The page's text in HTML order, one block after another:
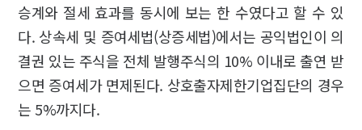
승계와 절세 효과를 동시에 보는 한 수였다고 할 수 있
다. 상속세 및 증여세법(상증세법)에서는 공익법인이 의
결권 있는 주식을 전체 발행주식의 10% 이내로 출연 받
으면 증여세가 면제된다. 상호출자제한기업집단의 경우
는 5%까지다.